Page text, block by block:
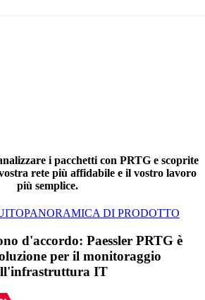
i pacchetti con PRTG e scoprite
rete più affidabile e il vostro lavoro
più semplice.
PANORAMICA DI PRODOTTO
d'accordo: Paessler PRTG è
per il monitoraggio
IT